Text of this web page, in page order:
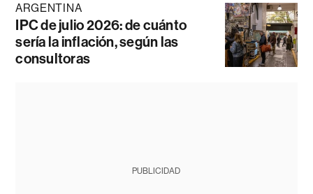
ARGENTINA
IPC de julio 2026: de cuánto
sería la inflación, según las
consultoras
PUBLICIDAD